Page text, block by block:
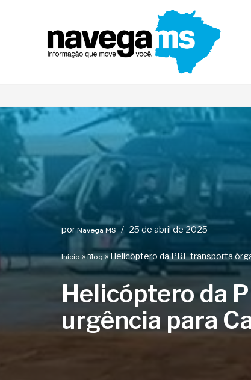
porNavega MS 25 de abril de 2025
Início »Blog» Helicóptero da PRF transporta
Helicóptero da
urgência para